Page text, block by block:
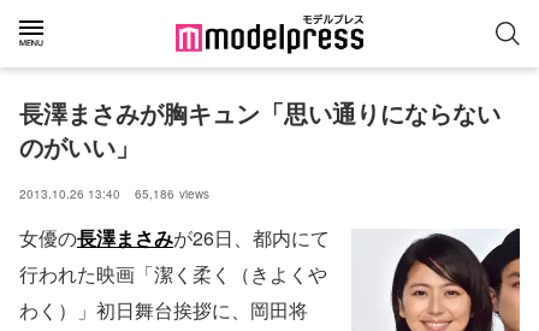
長澤まさみが胸キュン「思い通りにならない
のがいい」
2013.10.26 13:40 65,186 views
女優の長澤まさみが26日、都内にて
行われた映画「潔く柔く（きよくや
わく）」初日舞台挨拶に、岡田将